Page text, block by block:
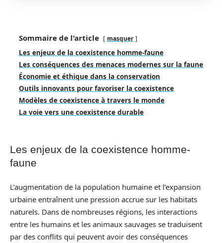
Sommaire de l'article masquer
Les enjeux de la coexistence homme-faune
Les conséquences des menaces modernes sur la faune
Économie et éthique dans la conservation
Outils innovants pour favoriser la coexistence
Modèles de coexistence à travers le monde
La voie vers une coexistence durable
Les enjeux de la coexistence homme-
faune
L’augmentation de la population humaine et l’expansion
urbaine entraînent une pression accrue sur les habitats
naturels. Dans de nombreuses régions, les interactions
entre les humains et les animaux sauvages se traduisent
par des conflits qui peuvent avoir des conséquences